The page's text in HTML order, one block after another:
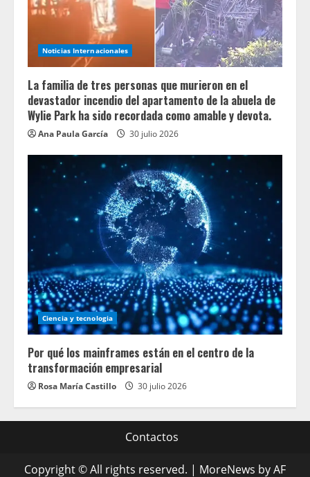
Noticias Internacionales
La familia de tres personas que murieron en el
devastador incendio del apartamento de la abuela de
Wylie Park ha sido recordada como amable y devota.
Ana Paula García 30 julio 2026
Ciencia y tecnologia
Por qué los mainframes están en el centro de la
transformación empresarial
Rosa María Castillo 30 julio 2026
Contactos
Copyright © All rights reserved. | MoreNews by AF